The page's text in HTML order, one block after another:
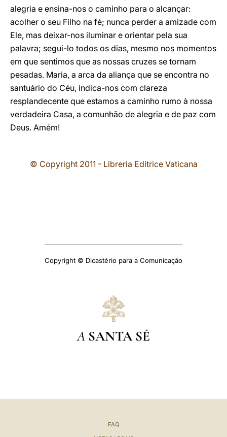
alegria e ensina-nos o caminho para o alcançar:
acolher o seu Filho na fé; nunca perder a amizade com
Ele, mas deixar-nos iluminar e orientar pela sua
palavra; segui-lo todos os dias, mesmo nos momentos
em que sentimos que as nossas cruzes se tornam
pesadas. Maria, a arca da aliança que se encontra no
santuário do Céu, indica-nos com clareza
resplandecente que estamos a caminho rumo à nossa
verdadeira Casa, a comunhão de alegria e de paz com
Deus. Amém!
© Copyright 2011 - Libreria Editrice Vaticana
Copyright © Dicastério para a Comunicação
A SANTA SÉ
FAQ